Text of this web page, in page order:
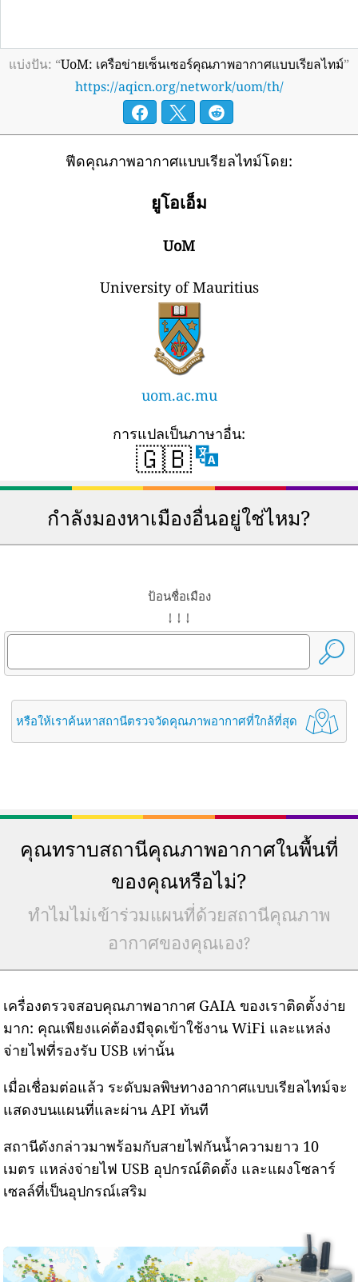
แบ่งปัน: “UoM: เครือข่ายเซ็นเซอร์คุณภาพอากาศแบบเรียลไทม์”
https://aqicn.org/network/uom/th/
ฟีดคุณภาพอากาศแบบเรียลไทม์โดย:
ยูโอเอ็ม
UoM
University of Mauritius
uom.ac.mu
การแปลเป็นภาษาอื่น:
🇬🇧
กำลังมองหาเมืองอื่นอยู่ใช่ไหม?
ป้อนชื่อเมือง
↓ ↓ ↓
หรือให้เราค้นหาสถานีตรวจวัดคุณภาพอากาศที่ใกล้ที่สุด
คุณทราบสถานีคุณภาพอากาศในพื้นที่
ของคุณหรือไม่?
ทำไมไม่เข้าร่วมแผนที่ด้วยสถานีคุณภาพ
อากาศของคุณเอง?
เครื่องตรวจสอบคุณภาพอากาศ GAIA ของเราติดตั้งง่าย
มาก: คุณเพียงแค่ต้องมีจุดเข้าใช้งาน WiFi และแหล่ง
จ่ายไฟที่รองรับ USB เท่านั้น
เมื่อเชื่อมต่อแล้ว ระดับมลพิษทางอากาศแบบเรียลไทม์จะ
แสดงบนแผนที่และผ่าน API ทันที
สถานีดังกล่าวมาพร้อมกับสายไฟกันน้ำความยาว 10
เมตร แหล่งจ่ายไฟ USB อุปกรณ์ติดตั้ง และแผงโซลาร์
เซลล์ที่เป็นอุปกรณ์เสริม